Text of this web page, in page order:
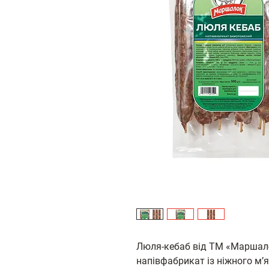
Люля‑кебаб від ТМ
напівфабрикат із ніжного